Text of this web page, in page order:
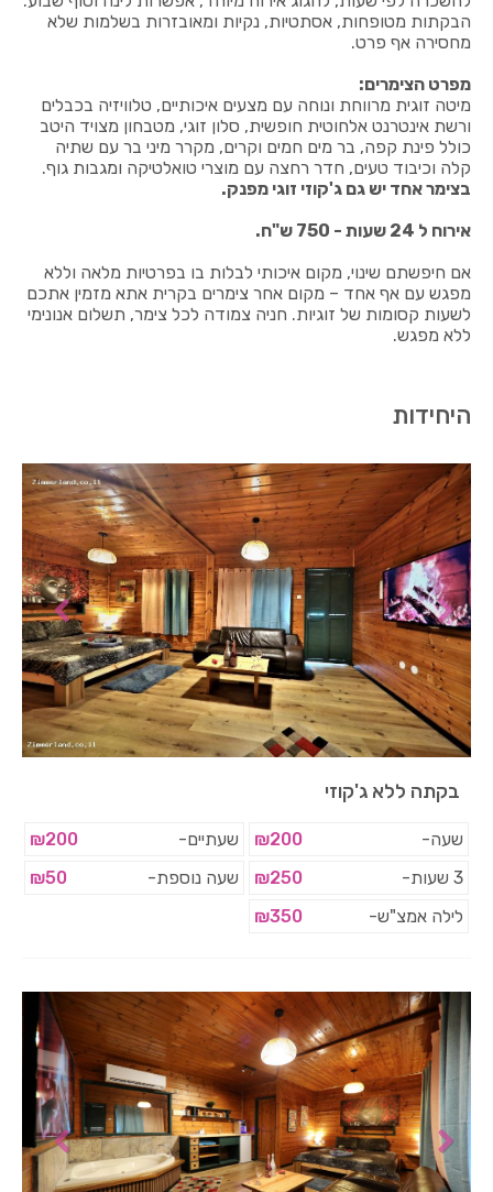
הבקתות מטופחות, אסתטיות, נקיות ומאובזרות בשלמות שלא
מחסירה אף פרט.
מפרט הצימרים:
מיטה זוגית מרווחת ונוחה עם מצעים איכותיים, טלוויזיה בכבלים
ורשת אינטרנט אלחוטית חופשית, סלון זוגי, מטבחון מצויד היטב
כולל פינת קפה, בר מים חמים וקרים, מקרר מיני בר עם שתיה
קלה וכיבוד טעים, חדר רחצה עם מוצרי טואלטיקה ומגבות גוף.
בצימר אחד יש גם ג'קוזי זוגי מפנק.
אירוח ל 24 שעות - 750 ש"ח.
אם חיפשתם שינוי, מקום איכותי לבלות בו בפרטיות מלאה וללא
מפגש עם אף אחד – מקום אחר צימרים בקרית אתא מזמין אתכם
לשעות קסומות של זוגיות. חניה צמודה לכל צימר, תשלום אנונימי
ללא מפגש.
היחידות
בקתה ללא ג'קוזי
שעה- ₪200 שעתיים-
₪200
3 שעות-
₪250 שעה נוספת-
₪50
לילה אמצ"ש-
₪350